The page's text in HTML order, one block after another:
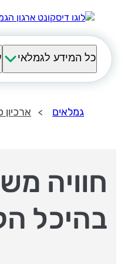
כל המידע לגמלאי
גמלאים
חוויה
בהיכל